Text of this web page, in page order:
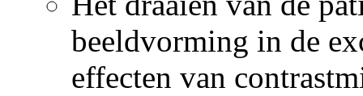
beeldvorming in de
effecten van